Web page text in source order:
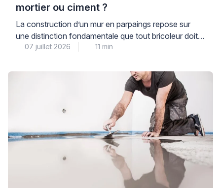
mortier ou ciment ?
La construction d’un mur en parpaings repose sur
une distinction fondamentale que tout bricoleur doit
maîtriser : on utilise du mortier, et non du ciment seul.
votre ouvrage et compromettre sa résistance aux
intempéries. Comprendre cette différence vous
permettra de dialoguer en toute confiance avec les
professionnels du bâtiment […]
07 juillet 2026 11 min